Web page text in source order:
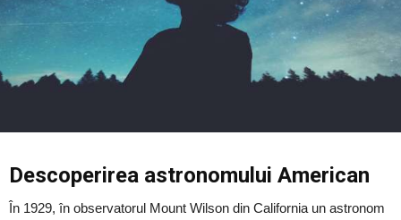
Descoperirea astronomului American
În 1929, în observatorul Mount Wilson din California un astronom